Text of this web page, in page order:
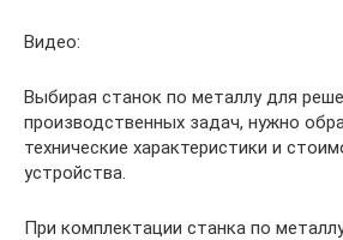
Видео:
Выбирая станок по металлу для
производственных задач, нужно
технические характеристики и
устройства.
При комплектации станка по